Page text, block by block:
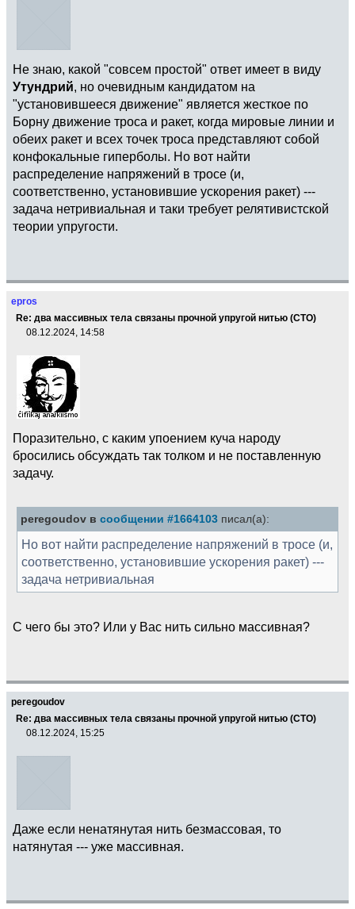
Не знаю, какой "совсем простой" ответ имеет в виду
Утундрий, но очевидным кандидатом на
"установившееся движение" является жесткое по
Борну движение троса и ракет, когда мировые линии и
обеих ракет и всех точек троса представляют собой
конфокальные гиперболы. Но вот найти
распределение напряжений в тросе (и,
соответственно, установившие ускорения ракет) ---
задача нетривиальная и таки требует релятивистской
теории упругости.
epros
Re: два массивных тела связаны прочной упругой нитью (СТО)
08.12.2024, 14:58
Поразительно, с каким упоением куча народу
бросились обсуждать так толком и не поставленную
задачу.
peregoudov в сообщении #1664103 писал(а):
Но вот найти распределение напряжений в тросе (и,
соответственно, установившие ускорения ракет) ---
задача нетривиальная
С чего бы это? Или у Вас нить сильно массивная?
peregoudov
Re: два массивных тела связаны прочной упругой нитью (СТО)
08.12.2024, 15:25
Даже если ненатянутая нить безмассовая, то
натянутая --- уже массивная.